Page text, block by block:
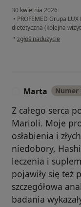
30 kwietnia 2026
• PROFEMED Grupa
dietetyczna (kolejna
• w opinii użytkownika
zgłoś nadużycie
Marta
Z całego serca
Marioli. Moje
osłabienia i
niedobory,
leczenia i
pojawiły się też
szczegółowa
badania